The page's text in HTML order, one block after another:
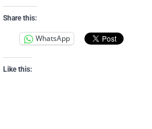
Share this:
WhatsApp
Like this: